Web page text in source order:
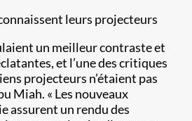
leurs projecteurs
un meilleur contraste et
et l’une des critiques
projecteurs n’étaient pas
Miah. « Les nouveaux
assurent un rendu des